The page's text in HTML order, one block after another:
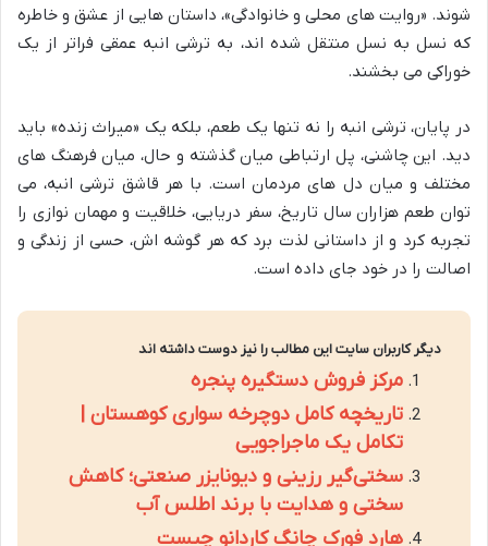
شوند. «روایت های محلی و خانوادگی»، داستان هایی از عشق و خاطره
که نسل به نسل منتقل شده اند، به ترشی انبه عمقی فراتر از یک
خوراکی می بخشند.
در پایان، ترشی انبه را نه تنها یک طعم، بلکه یک «میراث زنده» باید
دید. این چاشنی، پل ارتباطی میان گذشته و حال، میان فرهنگ های
مختلف و میان دل های مردمان است. با هر قاشق ترشی انبه، می
توان طعم هزاران سال تاریخ، سفر دریایی، خلاقیت و مهمان نوازی را
تجربه کرد و از داستانی لذت برد که هر گوشه اش، حسی از زندگی و
اصالت را در خود جای داده است.
دیگر کاربران سایت این مطالب را نیز دوست داشته اند
مرکز فروش دستگیره پنجره
تاریخچه کامل دوچرخه سواری کوهستان |
تکامل یک ماجراجویی
سختی‌گیر رزینی و دیونایزر صنعتی؛ کاهش
سختی و هدایت با برند اطلس آب
هارد فورک چانگ کاردانو چیست